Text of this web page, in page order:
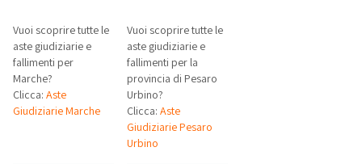
Vuoi scoprire tutte le
aste giudiziarie e
fallimenti per
Marche?
Clicca: Aste
Giudiziarie Marche
Vuoi scoprire tutte le
aste giudiziarie e
fallimenti per la
provincia di Pesaro
Urbino?
Clicca:Aste
Giudiziarie Pesaro
Urbino